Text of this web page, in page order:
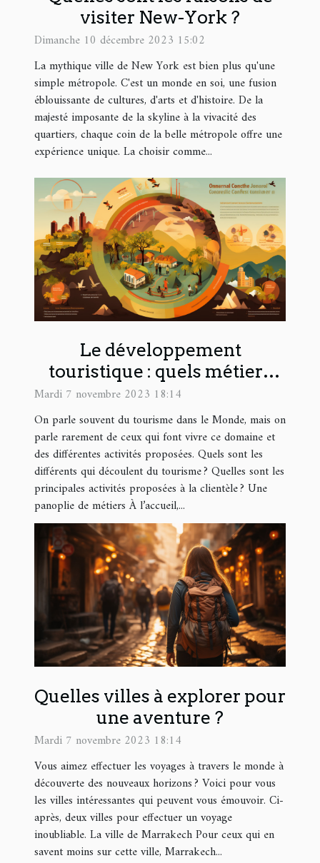
visiter New-York ?
Dimanche 10 décembre 2023 15:02
La mythique ville de New York est bien plus qu'une
simple métropole. C'est un monde en soi, une fusion
éblouissante de cultures, d'arts et d'histoire. De la
majesté imposante de la skyline à la vivacité des
quartiers, chaque coin de la belle métropole offre une
expérience unique. La choisir comme...
Le développement
touristique : quels métiers
d’avenir ?
Mardi 7 novembre 2023 18:14
On parle souvent du tourisme dans le Monde, mais on
parle rarement de ceux qui font vivre ce domaine et
des différentes activités proposées. Quels sont les
différents qui découlent du tourisme ? Quelles sont les
principales activités proposées à la clientèle ? Une
panoplie de métiers À l’accueil,...
Quelles villes à explorer pour
une aventure ?
Mardi 7 novembre 2023 18:14
Vous aimez effectuer les voyages à travers le monde à
découverte des nouveaux horizons ? Voici pour vous
les villes intéressantes qui peuvent vous émouvoir. Ci-
après, deux villes pour effectuer un voyage
inoubliable. La ville de Marrakech Pour ceux qui en
savent moins sur cette ville, Marrakech...